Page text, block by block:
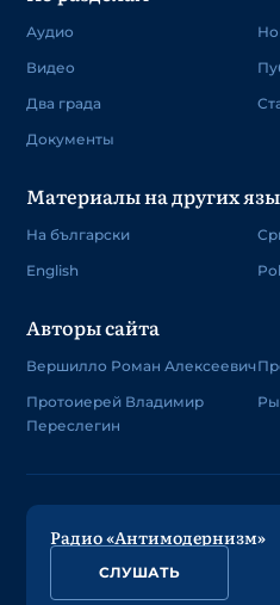
Аудио
Видео
Два града
Документы
Материалы на других
На български
English
Авторы сайта
Вершилло Роман Алексеевич
Протоиерей Владимир
Переслегин
Радио «Антимодернизм»
СЛУШАТЬ